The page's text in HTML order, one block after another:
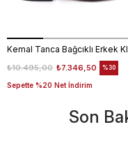
₺7.346,50
₺10.495,00
Sepette %20 Net İndirim
%30
Son